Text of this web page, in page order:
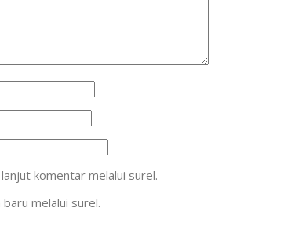
komentar melalui surel.
melalui surel.